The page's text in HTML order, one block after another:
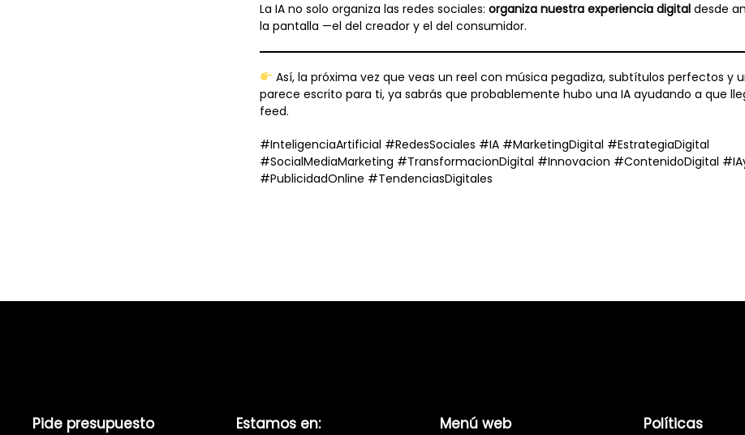
La IA no solo organiza las redes sociales: organiza nuestra experiencia digital desde
la pantalla —el del creador y el del consumidor.
Así, la próxima vez que veas un reel con música pegadiza, subtítulos perfectos y
parece escrito para ti, ya sabrás que probablemente hubo una IA ayudando a que
feed.
#InteligenciaArtificial #RedesSociales #IA #MarketingDigital #EstrategiaDigital
#SocialMediaMarketing #TransformacionDigital #Innovacion #ContenidoDigital
#PublicidadOnline #TendenciasDigitales
Pide presupuesto Estamos en: Menú web Políticas